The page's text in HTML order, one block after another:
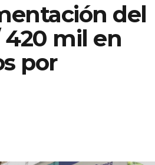
del
420 mil en
por